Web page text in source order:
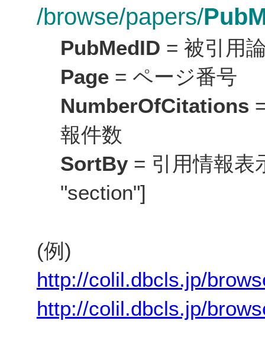
/browse/papers/
PubMedID = 被引用
Page= ページ番号
NumberOfCitations
報件数
SortBy= 引用情報表
"section"]
(例)
http://colil.dbcls.jp/
http://colil.dbcls.jp/